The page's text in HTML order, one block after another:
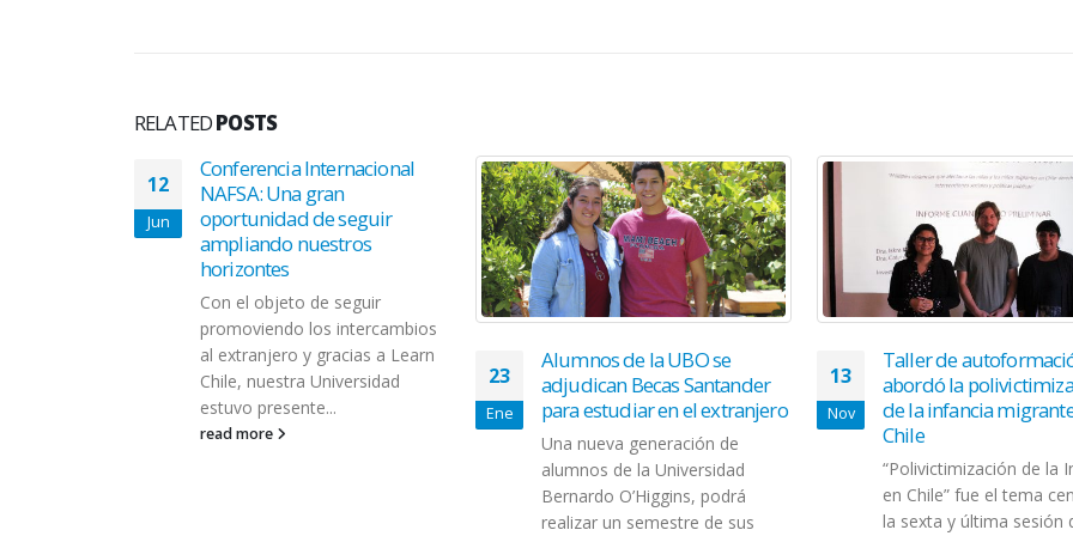
RELATEDPOSTS
12
Jun
Conferencia Internacional
NAFSA: Una gran
oportunidad de seguir
ampliando nuestros
horizontes
Con el objeto de seguir
promoviendo los intercambios
al extranjero y gracias a Learn
Chile, nuestra Universidad
estuvo presente...
read more
23
Ene
Alumnos de la UBO se
adjudican Becas Santander
para estudiar en el extranjero
Una nueva generación de
alumnos de la Universidad
Bernardo O’Higgins, podrá
realizar un semestre de sus
13
Nov
Taller de
abordó la
de la infancia
Chile
“Polivictimización de la
en Chile” fue el tema
la sexta y última sesión